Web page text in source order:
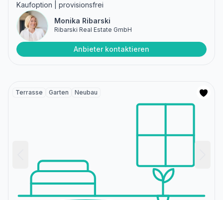
Kaufoption | provisionsfrei
Monika Ribarski
Ribarski Real Estate GmbH
Anbieter kontaktieren
Terrasse Garten Neubau